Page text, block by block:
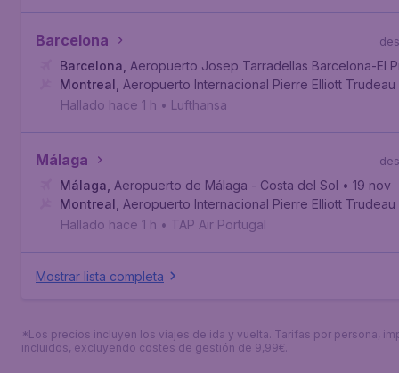
Barcelona
Barcelona Aeropuerto Josep Tarradellas Barcelona-El
Montreal Aeropuerto Internacional Pierre Elliott Trudeau
Hallado hace 1 h • Lufthansa
Málaga
Málaga Aeropuerto de Málaga - Costa del Sol • 19 nov
Montreal Aeropuerto Internacional Pierre Elliott Trudeau
Hallado hace 1 h • TAP Air Portugal
Mostrar lista completa
*Los precios incluyen los viajes de ida y vuelta. Tarifas por persona,
incluidos, excluyendo costes de gestión de 9,99€.